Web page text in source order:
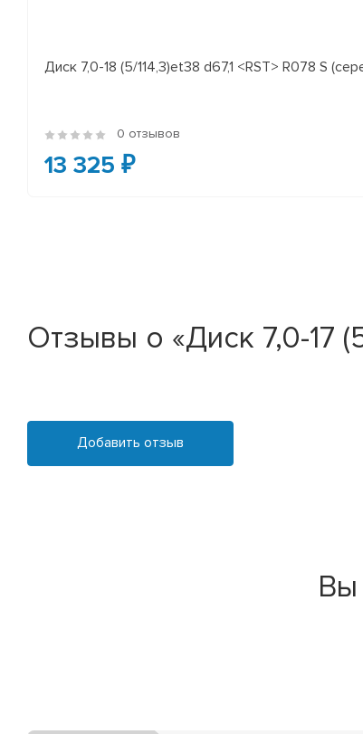
Диск 7,0-18 (5/114,3)et38 d67,1 <RST> R078 S
0 отзывов
13 325 ₽
Отзывы о «Диск 7,0-17
Добавить отзыв
Вы